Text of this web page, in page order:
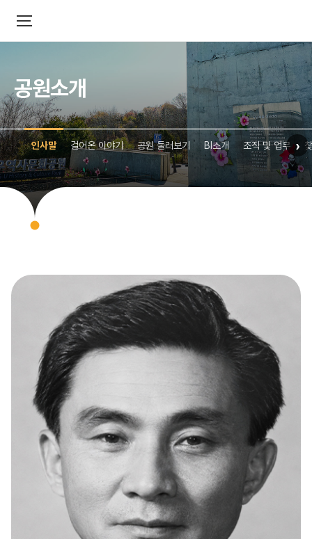
인사말 걸어온 이야기 공원 둘러보기 BI소개 조직 및 업무 ›
공원소개